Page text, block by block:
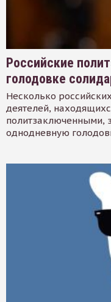
Российские
голодовке
Несколько
деятелей,
политзаключенными,
однодневную